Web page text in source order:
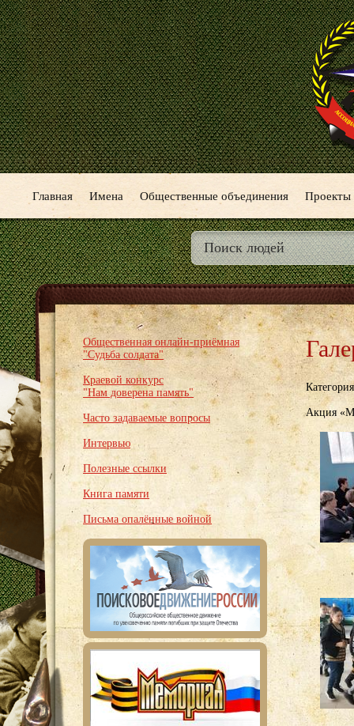
Главная Имена Общественные объединения Проекты
Общественная онлайн-приёмная
"Судьба солдата"
Краевой конкурс
"Нам доверена память"
Часто задаваемые вопросы
Интервью
Полезные ссылки
Книга памяти
Письма опалённые войной
Акция